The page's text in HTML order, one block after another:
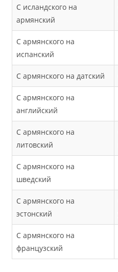
С исландского на
армянский
С армянского на
испанский
С армянского на датский
С армянского на
английский
С армянского на
литовский
С армянского на
шведский
С армянского на
эстонский
С армянского на
французский